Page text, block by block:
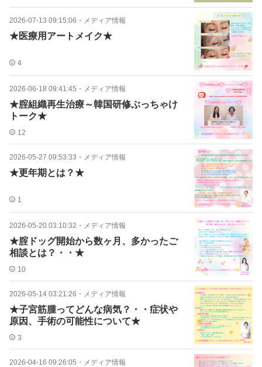
2026-07-13 09:15:06 ・ メディア情報
★医療用アートメイク★
4
2026-06-18 09:41:45 ・ メディア情報
★腟組織再生治療～韓国研修ぶっちゃけ
トーク★
12
2026-05-27 09:53:33 ・ メディア情報
★更年期とは？★
1
2026-05-20 03:10:32 ・ メディア情報
★腟ドッグ開始から数ヶ月、多かったご
相談とは？・・★
10
2026-05-14 03:21:26 ・ メディア情報
★子宮筋腫ってどんな病気？・・症状や
原因、手術の可能性について★
3
2026-04-16 09:26:05 ・ メディア情報